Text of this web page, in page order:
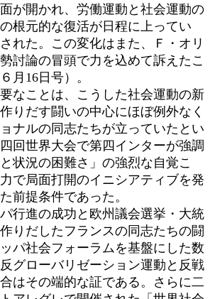
が開かれ、労働運動と社会運動の
根元的な復活が日程に上ってい
れた。この変化はまた、Ｆ・オリ
討論の冒頭で力を込めて訴えたこ
月16日号）。
なことは、こうした社会運動の新
りだす闘いの中心にほぼ例外なく
ナルの同志たちが立っていたとい
回世界大会で第四インターが強調
状況の困難さ」の強烈な自覚こ
で局面打開のイニシアティブを発
前提条件であった。
行進の成功と欧州議会選挙・大統
りだしたフランスの同志たちの闘
パ社会フォーラムを基盤にした数
グローバリゼーション運動と反戦
はその端的な証である。さらに二